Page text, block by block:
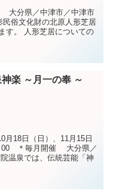
大分県／中津市／中津市
俗文化財の北原人形芝居
す。 人形芝居についての
楽 ～月一の奉 ～
月18日（日）、11月15日
00 ＊毎月開催 大分県／
温泉では、伝統芸能「神